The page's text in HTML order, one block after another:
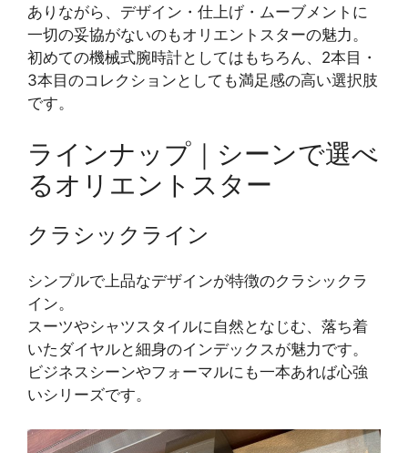
ありながら、デザイン・仕上げ・ムーブメントに
一切の妥協がないのもオリエントスターの魅力。
初めての機械式腕時計としてはもちろん、2本目・
3本目のコレクションとしても満足感の高い選択肢
です。
ラインナップ｜シーンで選べ
るオリエントスター
クラシックライン
シンプルで上品なデザインが特徴のクラシックラ
イン。
スーツやシャツスタイルに自然となじむ、落ち着
いたダイヤルと細身のインデックスが魅力です。
ビジネスシーンやフォーマルにも一本あれば心強
いシリーズです。